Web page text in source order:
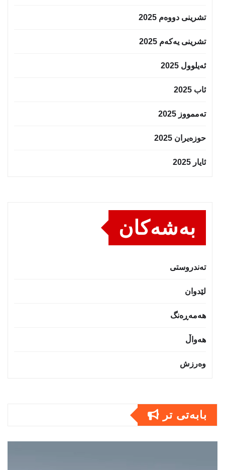
تشرینی دووەم 2025
تشرینی یەکەم 2025
ئەیلوول 2025
ئاب 2025
تەممووز 2025
حوزه‌یران 2025
ئایار 2025
بەشەکان
تەندروستى
لێدوان
هەمەڕەنگ
هەواڵ
وەرزش
بابەتى تر